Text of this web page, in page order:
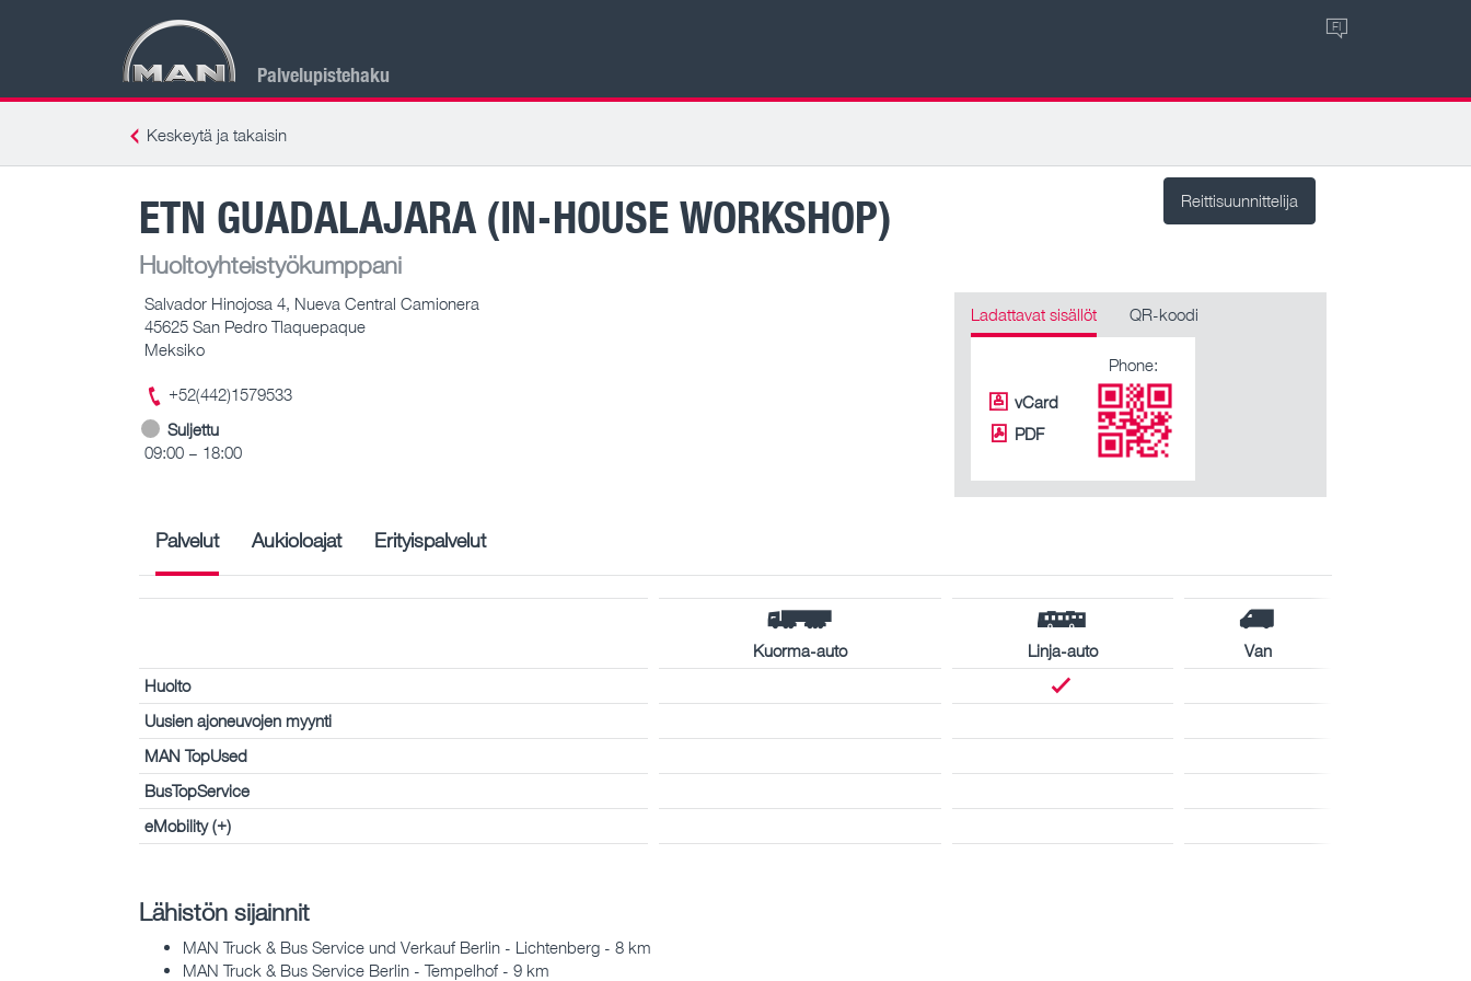
Palvelupistehaku
FI
Keskeytä ja takaisin
Reittisuunnittelija
ETN GUADALAJARA (IN-HOUSE WORKSHOP)
Huoltoyhteistyökumppani
Salvador Hinojosa 4, Nueva Central Camionera
45625 San Pedro Tlaquepaque
Meksiko
+52(442)1579533
Suljettu
09:00 – 18:00
Ladattavat sisällöt QR-koodi
vCard
PDF
Phone:
Palvelut Aukioloajat Erityispalvelut
Kuorma-auto Linja-auto
Van
Huolto
Uusien ajoneuvojen myynti
MAN TopUsed
BusTopService
eMobility (+)
Lähistön sijainnit
MAN Truck & Bus Service und Verkauf Berlin - Lichtenberg - 8 km
MAN Truck & Bus Service Berlin - Tempelhof - 9 km